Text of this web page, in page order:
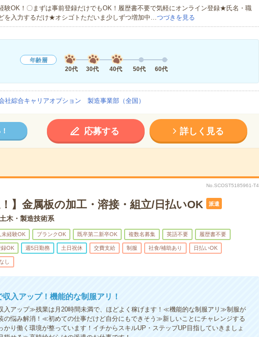
験OK！〇まずは事前登録だけでもOK！履歴書不要で気軽にオンライン登録★氏名・職
を入力するだけ★オシゴトただいま少しずつ増加中…つづきを見る
年齢層
20代
30代 40代 50代 60代
社綜合キャリアオプション 製造事業部（全国）
応募する 詳しく見る
No.SCOST5185961-T4
！】金属板の加工・溶接・組立/日払いOK 派遣
木・製造技術系
未経験OK ブランクOK 既卒第二新卒OK 複数名募集 英語不要 履歴書不要
録OK 週5日勤務 土日祝休 交費支給 制服 社食/補助あり 日払いOK
し
入アップ！機能的な制服アリ！
入アップ≫残業は月20時間未満で、ほどよく稼げます！≪機能的な制服アリ≫制服が
の悩み解消！≪初めての仕事だけど自分にもできそう≫新しいことにチャレンジする
かり働く環境が整っています！イチからスキルUP・ステップUP目指していきましょ